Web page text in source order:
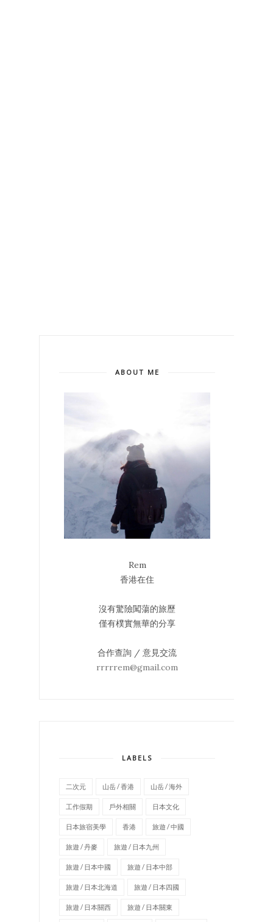
ABOUT ME
Rem
香港在住
沒有驚險闖蕩的旅歷
僅有樸實無華的分享
合作查詢 / 意見交流
rrrrrem@gmail.com
LABELS
二次元 山岳 / 香港 山岳 / 海外
工作假期 戶外相關 日本文化
日本旅宿美學 香港 旅遊 / 中國
旅遊 / 丹麥 旅遊 / 日本九州
旅遊 / 日本中國 旅遊 / 日本中部
旅遊 / 日本北海道 旅遊 / 日本四國
旅遊 / 日本關西 旅遊 / 日本關東